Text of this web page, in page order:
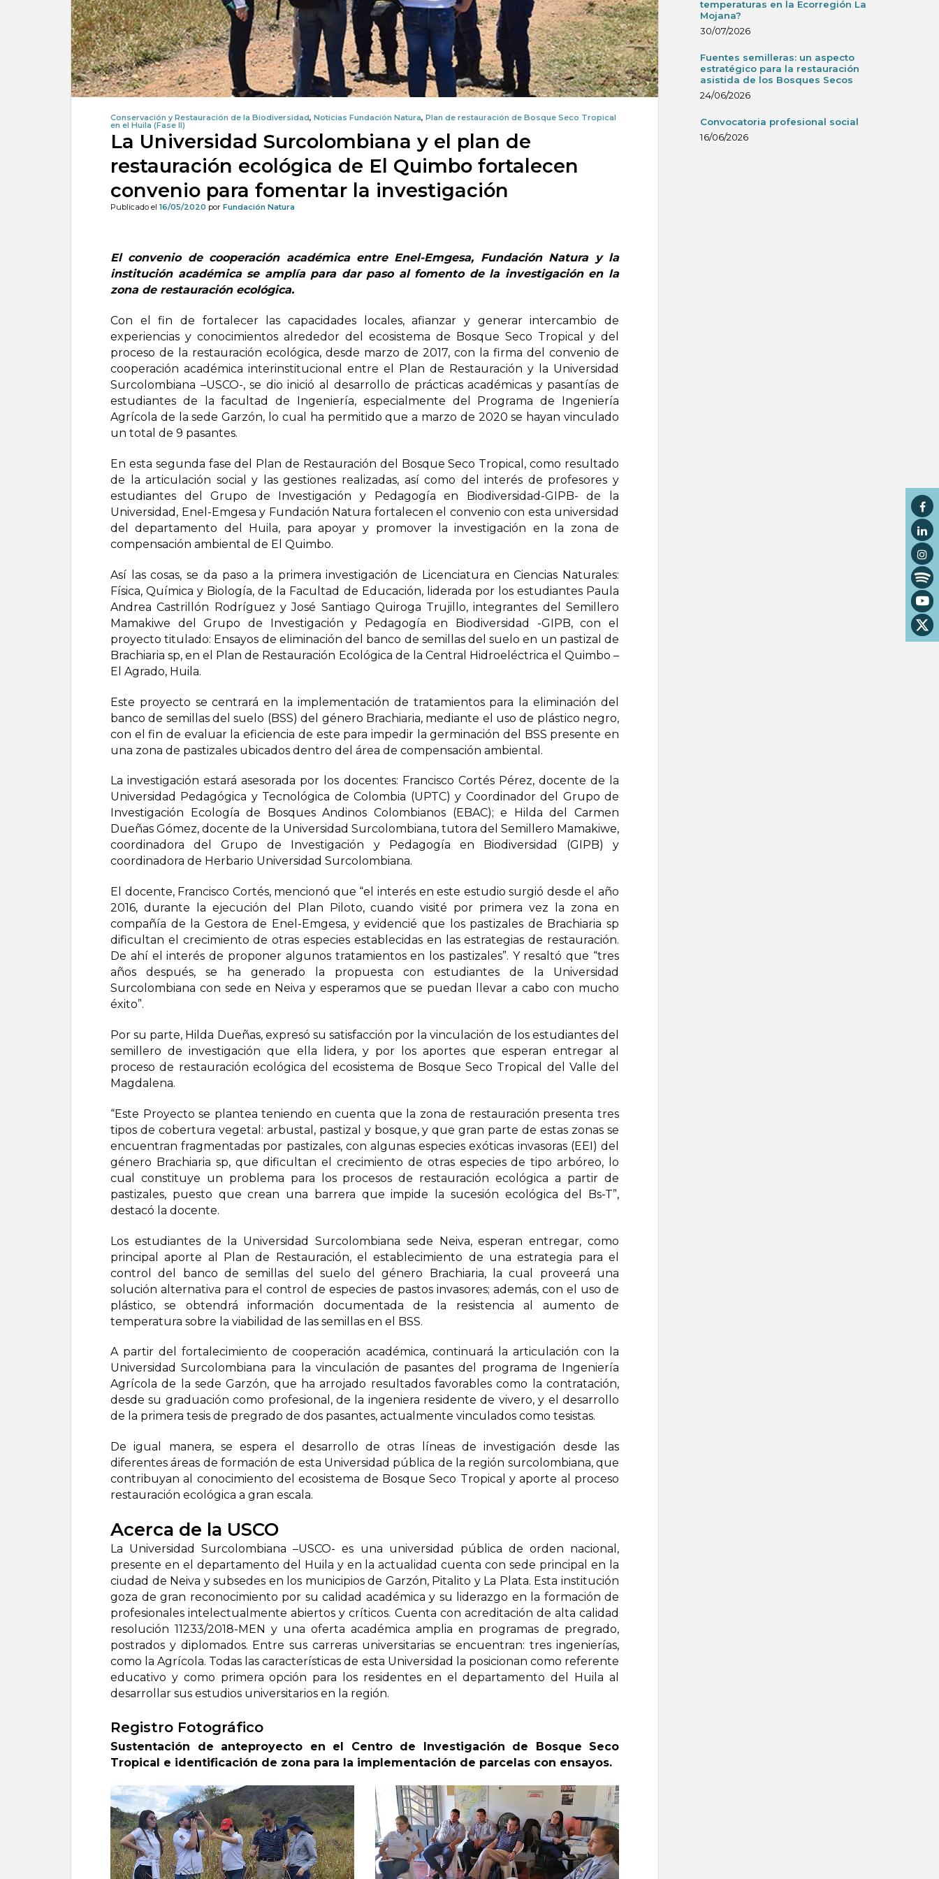
Conservación y Restauración de la Biodiversidad, Noticias Fundación Natura, Plan de restauración de Bosque Seco Tropical
en el Huila (Fase II)
La Universidad Surcolombiana y el plan de
restauración ecológica de El Quimbo fortalecen
convenio para fomentar la investigación
Publicado el 16/05/2020 por Fundación Natura
El convenio de cooperación académica entre Enel-Emgesa, Fundación Natura y la
institución académica se amplía para dar paso al fomento de la investigación en la
zona de restauración ecológica.
Con el fin de fortalecer las capacidades locales, afianzar y generar intercambio de
experiencias y conocimientos alrededor del ecosistema de Bosque Seco Tropical y del
proceso de la restauración ecológica, desde marzo de 2017, con la firma del convenio de
cooperación académica interinstitucional entre el Plan de Restauración y la Universidad
Surcolombiana –USCO-, se dio inició al desarrollo de prácticas académicas y pasantías de
estudiantes de la facultad de Ingeniería, especialmente del Programa de Ingeniería
Agrícola de la sede Garzón, lo cual ha permitido que a marzo de 2020 se hayan vinculado
un total de 9 pasantes.
En esta segunda fase del Plan de Restauración del Bosque Seco Tropical, como resultado
de la articulación social y las gestiones realizadas, así como del interés de profesores y
estudiantes del Grupo de Investigación y Pedagogía en Biodiversidad-GIPB- de la
Universidad, Enel-Emgesa y Fundación Natura fortalecen el convenio con esta universidad
del departamento del Huila, para apoyar y promover la investigación en la zona de
compensación ambiental de El Quimbo.
Así las cosas, se da paso a la primera investigación de Licenciatura en Ciencias Naturales:
Física, Química y Biología, de la Facultad de Educación, liderada por los estudiantes Paula
Andrea Castrillón Rodríguez y José Santiago Quiroga Trujillo, integrantes del Semillero
Mamakiwe del Grupo de Investigación y Pedagogía en Biodiversidad -GIPB, con el
proyecto titulado: Ensayos de eliminación del banco de semillas del suelo en un pastizal de
Brachiaria sp, en el Plan de Restauración Ecológica de la Central Hidroeléctrica el Quimbo –
El Agrado, Huila.
Este proyecto se centrará en la implementación de tratamientos para la eliminación del
banco de semillas del suelo (BSS) del género Brachiaria, mediante el uso de plástico negro,
con el fin de evaluar la eficiencia de este para impedir la germinación del BSS presente en
una zona de pastizales ubicados dentro del área de compensación ambiental.
La investigación estará asesorada por los docentes: Francisco Cortés Pérez, docente de la
Universidad Pedagógica y Tecnológica de Colombia (UPTC) y Coordinador del Grupo de
Investigación Ecología de Bosques Andinos Colombianos (EBAC); e Hilda del Carmen
Dueñas Gómez, docente de la Universidad Surcolombiana, tutora del Semillero Mamakiwe,
coordinadora del Grupo de Investigación y Pedagogía en Biodiversidad (GIPB) y
coordinadora de Herbario Universidad Surcolombiana.
El docente, Francisco Cortés, mencionó que “el interés en este estudio surgió desde el año
2016, durante la ejecución del Plan Piloto, cuando visité por primera vez la zona en
compañía de la Gestora de Enel-Emgesa, y evidencié que los pastizales de Brachiaria sp
dificultan el crecimiento de otras especies establecidas en las estrategias de restauración.
De ahí el interés de proponer algunos tratamientos en los pastizales”. Y resaltó que “tres
años después, se ha generado la propuesta con estudiantes de la Universidad
Surcolombiana con sede en Neiva y esperamos que se puedan llevar a cabo con mucho
éxito”.
Por su parte, Hilda Dueñas, expresó su satisfacción por la vinculación de los estudiantes del
semillero de investigación que ella lidera, y por los aportes que esperan entregar al
proceso de restauración ecológica del ecosistema de Bosque Seco Tropical del Valle del
Magdalena.
“Este Proyecto se plantea teniendo en cuenta que la zona de restauración presenta tres
tipos de cobertura vegetal: arbustal, pastizal y bosque, y que gran parte de estas zonas se
encuentran fragmentadas por pastizales, con algunas especies exóticas invasoras (EEI) del
género Brachiaria sp, que dificultan el crecimiento de otras especies de tipo arbóreo, lo
cual constituye un problema para los procesos de restauración ecológica a partir de
pastizales, puesto que crean una barrera que impide la sucesión ecológica del Bs-T”,
destacó la docente.
Los estudiantes de la Universidad Surcolombiana sede Neiva, esperan entregar, como
principal aporte al Plan de Restauración, el establecimiento de una estrategia para el
control del banco de semillas del suelo del género Brachiaria, la cual proveerá una
solución alternativa para el control de especies de pastos invasores; además, con el uso de
plástico, se obtendrá información documentada de la resistencia al aumento de
temperatura sobre la viabilidad de las semillas en el BSS.
A partir del fortalecimiento de cooperación académica, continuará la articulación con la
Universidad Surcolombiana para la vinculación de pasantes del programa de Ingeniería
Agrícola de la sede Garzón, que ha arrojado resultados favorables como la contratación,
desde su graduación como profesional, de la ingeniera residente de vivero, y el desarrollo
de la primera tesis de pregrado de dos pasantes, actualmente vinculados como tesistas.
De igual manera, se espera el desarrollo de otras líneas de investigación desde las
diferentes áreas de formación de esta Universidad pública de la región surcolombiana, que
contribuyan al conocimiento del ecosistema de Bosque Seco Tropical y aporte al proceso
restauración ecológica a gran escala.
Acerca de la USCO
La Universidad Surcolombiana –USCO- es una universidad pública de orden nacional,
presente en el departamento del Huila y en la actualidad cuenta con sede principal en la
ciudad de Neiva y subsedes en los municipios de Garzón, Pitalito y La Plata. Esta institución
goza de gran reconocimiento por su calidad académica y su liderazgo en la formación de
profesionales intelectualmente abiertos y críticos. Cuenta con acreditación de alta calidad
resolución 11233/2018-MEN y una oferta académica amplia en programas de pregrado,
postrados y diplomados. Entre sus carreras universitarias se encuentran: tres ingenierías,
como la Agrícola. Todas las características de esta Universidad la posicionan como referente
educativo y como primera opción para los residentes en el departamento del Huila al
desarrollar sus estudios universitarios en la región.
Registro Fotográfico
Sustentación de anteproyecto en el Centro de Investigación de Bosque Seco
Tropical e identificación de zona para la implementación de parcelas con ensayos.
temperaturas en la Ecorregión La
Mojana?
30/07/2026
Fuentes semilleras: un aspecto
estratégico para la restauración
asistida de los Bosques Secos
24/06/2026
Convocatoria profesional social
16/06/2026